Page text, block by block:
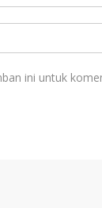
ini untuk